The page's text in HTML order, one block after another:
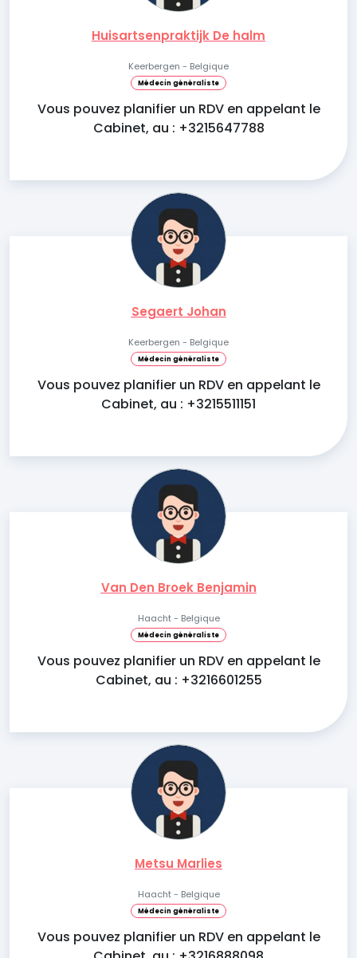
Huisartsenpraktijk De halm
Keerbergen - Belgique
Médecin généraliste
Vous pouvez planifier un RDV en appelant le
Cabinet, au : +3215647788
Segaert Johan
Keerbergen - Belgique
Médecin généraliste
Vous pouvez planifier un RDV en appelant le
Cabinet, au : +3215511151
Van Den Broek Benjamin
Haacht - Belgique
Médecin généraliste
Vous pouvez planifier un RDV en appelant le
Cabinet, au : +3216601255
Metsu Marlies
Haacht - Belgique
Médecin généraliste
Vous pouvez planifier un RDV en appelant le